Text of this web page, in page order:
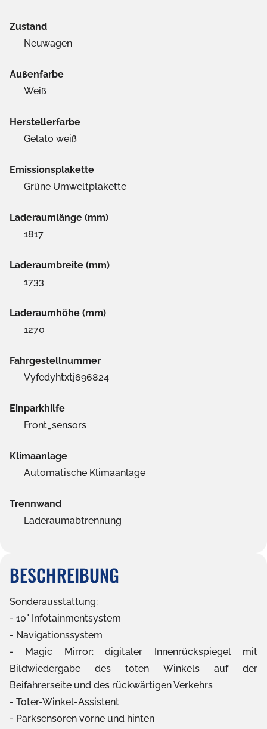
Zustand
Neuwagen
Außenfarbe
Weiß
Herstellerfarbe
Gelato weiß
Emissionsplakette
Grüne Umweltplakette
Laderaumlänge (mm)
1817
Laderaumbreite (mm)
1733
Laderaumhöhe (mm)
1270
Fahrgestellnummer
Vyfedyhtxtj696824
Einparkhilfe
Front_sensors
Klimaanlage
Automatische Klimaanlage
Trennwand
Laderaumabtrennung
BESCHREIBUNG
Sonderausstattung:
10" Infotainmentsystem
Navigationssystem
Magic Mirror: digitaler Innenrückspiegel mit
Bildwiedergabe des toten Winkels auf der
Beifahrerseite und des rückwärtigen Verkehrs
Toter-Winkel-Assistent
Parksensoren vorne und hinten